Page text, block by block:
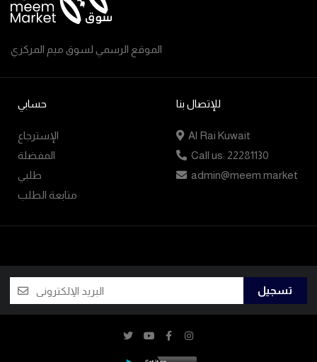
الموقع الرسمي لسوق ميم المركزي
حسابي
الإسترجاع
المفضلة
طلبي
متابعة الطلب
للإتصال بنا
Al Rai Kuwait
Call us: 22281130
admin@meem.market
تسجيل